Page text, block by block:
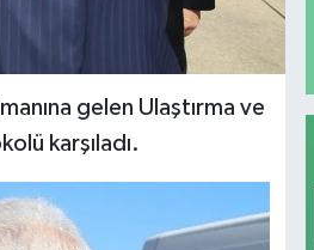
gelen Ulaştırma ve
karşıladı.